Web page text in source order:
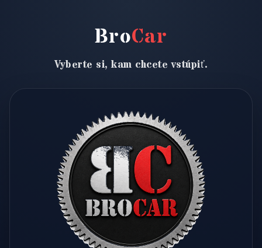
BroCar
Vyberte si, kam chcete vstúpiť.